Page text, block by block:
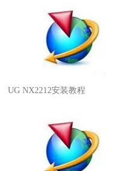
UG NX2212安装教程